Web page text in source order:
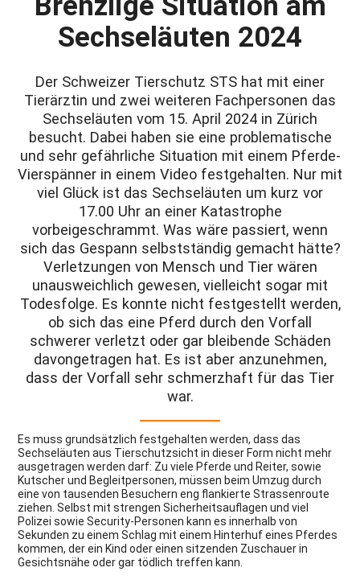
Sechseläuten 2024
Der Schweizer Tierschutz STS hat mit einer
Tierärztin und zwei weiteren Fachpersonen das
Sechseläuten vom 15. April 2024 in Zürich
besucht. Dabei haben sie eine problematische
und sehr gefährliche Situation mit einem Pferde-
Vierspänner in einem Video festgehalten. Nur mit
viel Glück ist das Sechseläuten um kurz vor
17.00 Uhr an einer Katastrophe
vorbeigeschrammt. Was wäre passiert, wenn
sich das Gespann selbstständig gemacht hätte?
Verletzungen von Mensch und Tier wären
unausweichlich gewesen, vielleicht sogar mit
Todesfolge. Es konnte nicht festgestellt werden,
ob sich das eine Pferd durch den Vorfall
schwerer verletzt oder gar bleibende Schäden
davongetragen hat. Es ist aber anzunehmen,
dass der Vorfall sehr schmerzhaft für das Tier
war.
Es muss grundsätzlich festgehalten werden, dass das
Sechseläuten aus Tierschutzsicht in dieser Form nicht mehr
ausgetragen werden darf: Zu viele Pferde und Reiter, sowie
Kutscher und Begleitpersonen, müssen beim Umzug durch
eine von tausenden Besuchern eng flankierte Strassenroute
ziehen. Selbst mit strengen Sicherheitsauflagen und viel
Polizei sowie Security-Personen kann es innerhalb von
Sekunden zu einem Schlag mit einem Hinterhuf eines Pferdes
kommen, der ein Kind oder einen sitzenden Zuschauer in
Gesichtsnähe oder gar tödlich treffen kann.